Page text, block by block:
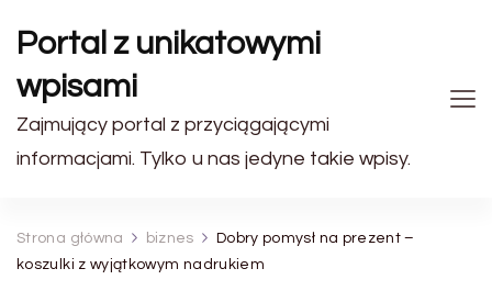
Portal z unikatowymi
wpisami
Zajmujący portal z przyciągającymi
informacjami. Tylko u nas jedyne takie wpisy.
Strona główna biznes
Dobry pomysł na prezent –
koszulki z wyjątkowym nadrukiem